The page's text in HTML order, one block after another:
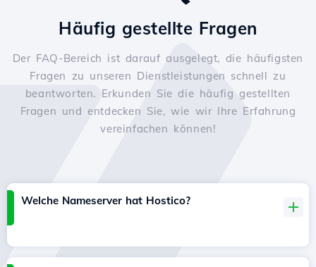
Häufig gestellte Fragen
Der FAQ-Bereich ist darauf ausgelegt, die häufigsten
Fragen zu unseren Dienstleistungen schnell zu
beantworten. Erkunden Sie die häufig gestellten
Fragen und entdecken Sie, wie wir Ihre Erfahrung
vereinfachen können!
Welche Nameserver hat Hostico?